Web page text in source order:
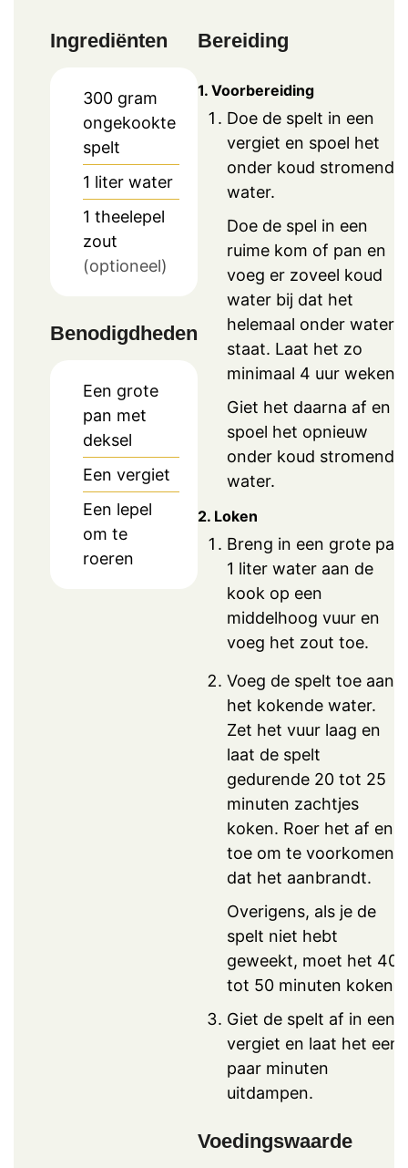
Ingrediënten
300 gram
ongekookte
spelt
1 liter water
1 theelepel
zout
(optioneel)
Benodigdheden
Een grote
pan met
deksel
Een vergiet
Een lepel
om te
roeren
Bereiding
1. Voorbereiding
Doe de spelt in een
vergiet en spoel het
onder koud stromend
water.
Doe de spel in een
ruime kom of pan en
voeg er zoveel koud
water bij dat het
helemaal onder water
staat. Laat het zo
minimaal 4 uur weken.
Giet het daarna af en
spoel het opnieuw
onder koud stromend
water.
2. Loken
Breng in een grote pan
1 liter water aan de
kook op een
middelhoog vuur en
voeg het zout toe.
Voeg de spelt toe aan
het kokende water.
Zet het vuur laag en
laat de spelt
gedurende 20 tot 25
minuten zachtjes
koken. Roer het af en
toe om te voorkomen
dat het aanbrandt.
Overigens, als je de
spelt niet hebt
geweekt, moet het 40
tot 50 minuten koken.
Giet de spelt af in een
vergiet en laat het een
paar minuten
uitdampen.
Voedingswaarde